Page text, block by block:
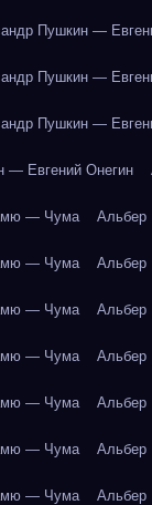
Пушкин —
Пушкин —
Пушкин —
— Евгений Онегин
— Чума
— Чума
— Чума
— Чума
— Чума
— Чума
— Чума